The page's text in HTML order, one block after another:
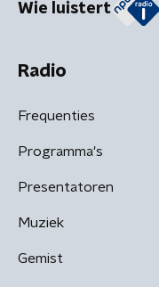
Wie luistert
Radio
Frequenties
Programma's
Presentatoren
Muziek
Gemist